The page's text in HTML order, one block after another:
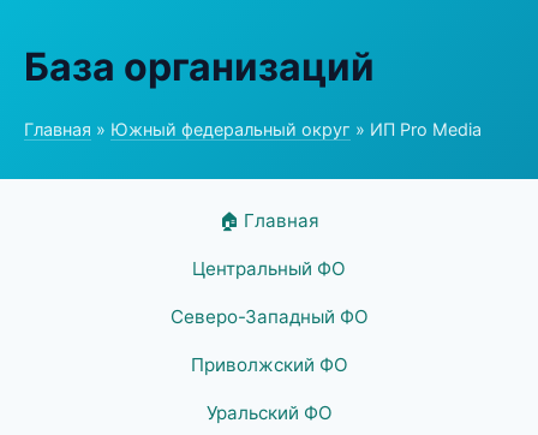
База организаций
Главная » Южный федеральный округ » ИП Pro Media
🏠 Главная
Центральный ФО
Северо-Западный ФО
Приволжский ФО
Уральский ФО